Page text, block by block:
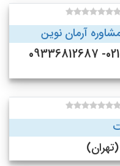
آرمان نوین
02188500457- 02188501079- 09336812687
(تهران)